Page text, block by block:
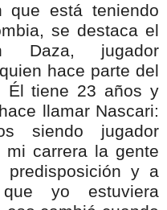
que está teniendo
se destaca el
Daza, jugador
hace parte del
Él tiene 23 años y
llamar Nascari:
siendo jugador
carrera la gente
y a
yo estuviera